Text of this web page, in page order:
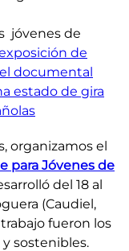
jóvenes de
de
documental
estado de gira
organizamos el
para Jóvenes de
del 18 al
(Caudiel,
fueron los
sostenibles.